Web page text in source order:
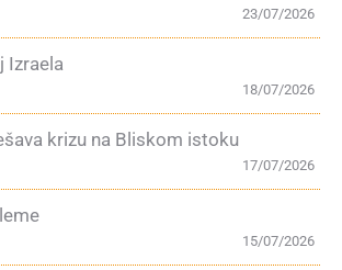
23/07/2026
Izraela
18/07/2026
krizu na Bliskom istoku
17/07/2026
15/07/2026